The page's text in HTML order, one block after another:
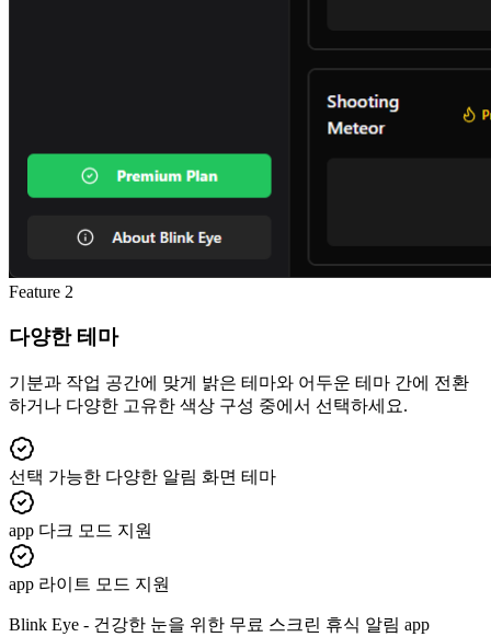
Feature 2
다양한 테마
기분과 작업 공간에 맞게 밝은 테마와 어두운 테마 간에 전환
하거나 다양한 고유한 색상 구성 중에서 선택하세요.
선택 가능한 다양한 알림 화면 테마
app 다크 모드 지원
app 라이트 모드 지원
Blink Eye - 건강한 눈을 위한 무료 스크린 휴식 알림 app